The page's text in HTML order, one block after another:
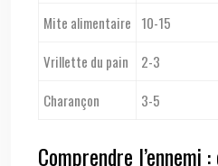
Mite alimentaire 10-15
Vrillette du pain
2-3
Charançon
3-5
Comprendre l’ennemi